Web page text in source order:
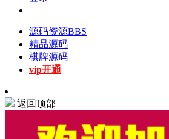
源码资源BBS
精品源码
棋牌源码
vip开通
返回顶部